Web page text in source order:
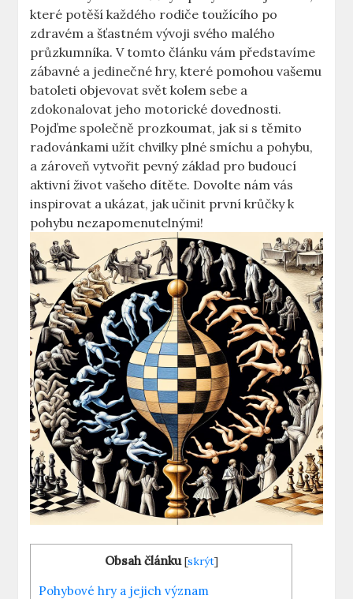
které‍ potěší každého‍ rodiče toužícího po
zdravém a šťastném vývoji svého malého‍
průzkumníka. V tomto ‍článku vám ⁢představíme⁢
zábavné a jedinečné hry, které pomohou​ vašemu
batoleti objevovat svět ‍kolem sebe⁢ a
zdokonalovat​ jeho motorické dovednosti.
Pojďme‌ společně prozkoumat, jak si⁢ s těmito
radovánkami‍ užít chvilky plné smíchu a pohybu,
a zároveň vytvořit pevný ‍základ pro ⁣budoucí
aktivní ​život⁢ vašeho​ dítěte. Dovolte ​nám vás
inspirovat​ a ukázat, jak ‌učinit první krůčky k
pohybu ​nezapomenutelnými!
Obsah článku [skrýt]
Pohybové hry a jejich význam